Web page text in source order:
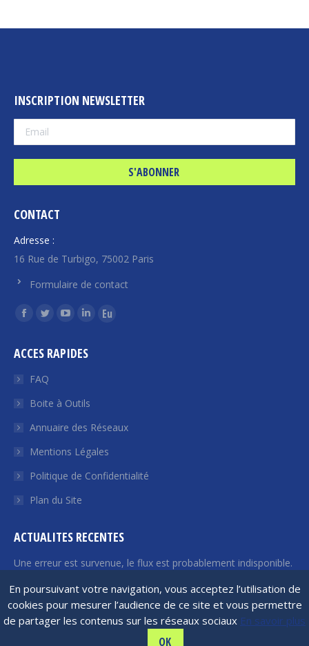
En poursuivant votre navigation, vous acceptez l’utilisation de
cookies pour mesurer l’audience de ce site et vous permettre
de partager les contenus sur les réseaux sociaux En savoir plus
OK
INSCRIPTION NEWSLETTER
CONTACT
Adresse :
16 Rue de Turbigo, 75002 Paris
Formulaire de contact
Trouvez nous sur :
La
Facebook
s'ouvre
une
nouvelle
fenêtre
La
Twitter
s'ouvre
une
nouvelle
fenêtre
La
YouTube
une
nouvelle
fenêtre
La
LinkedIn
une
nouvelle
fenêtre
La
nouvelle
fenêtre
ACCES RAPIDES
FAQ
Boite à Outils
Annuaire des Réseaux
Mentions Légales
Politique de Confidentialité
Plan du Site
ACTUALITES RECENTES
Une erreur est survenue, le flux est probablement indisponible.
France Angels | 2026 © Tous droits réservés